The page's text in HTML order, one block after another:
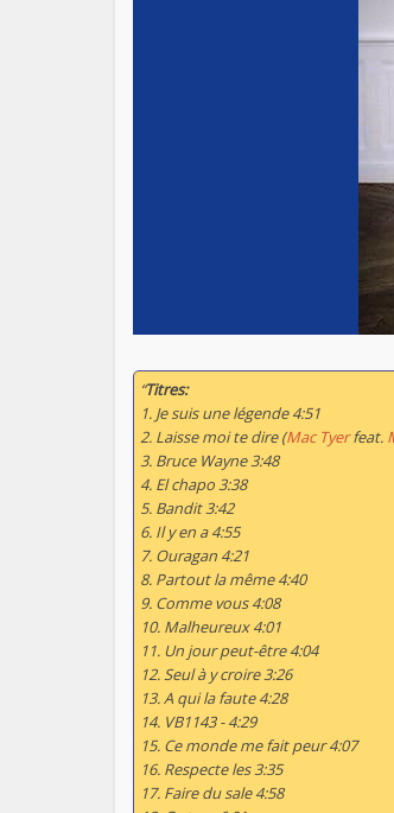
“Titres:
1. Je suis une légende 4:51
2. Laisse moi te dire (Mac Tyerfeat.
3. Bruce Wayne 3:48
4. El chapo 3:38
5. Bandit 3:42
6. Il y en a 4:55
7. Ouragan 4:21
8. Partout la même 4:40
9. Comme vous 4:08
10. Malheureux 4:01
11. Un jour peut-être 4:04
12. Seul à y croire 3:26
13. A qui la faute 4:28
14. VB1143 - 4:29
15. Ce monde me fait peur 4:07
16. Respecte les 3:35
17. Faire du sale 4:58